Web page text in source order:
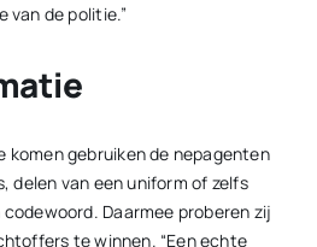
van de politie.”
komen gebruiken de nepagenten
delen van een uniform of zelfs
Daarmee proberen zij
te winnen. “Een echte